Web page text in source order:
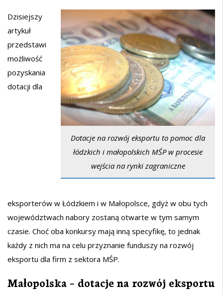
Dotacje na rozwój eksportu to pomoc dla
łódzkich i małopolskich MŚP w procesie
wejścia na rynki zagraniczne
Dzisiejszy
artykuł
przedstawi
możliwość
pozyskania
dotacji dla
eksporterów w Łódzkiem i w Małopolsce, gdyż w obu tych
województwach nabory zostaną otwarte w tym samym
czasie. Choć oba konkursy mają inną specyfikę, to jednak
każdy z nich ma na celu przyznanie funduszy na rozwój
eksportu dla firm z sektora MŚP.
Małopolska – dotacje na rozwój eksportu